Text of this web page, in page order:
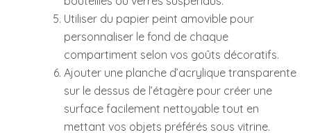
Utiliser du papier peint amovible pour
personnaliser le fond de chaque
compartiment selon vos goûts décoratifs.
Ajouter une planche d’acrylique transparente
sur le dessus de l’étagère pour créer une
surface facilement nettoyable tout en
mettant vos objets préférés sous vitrine.